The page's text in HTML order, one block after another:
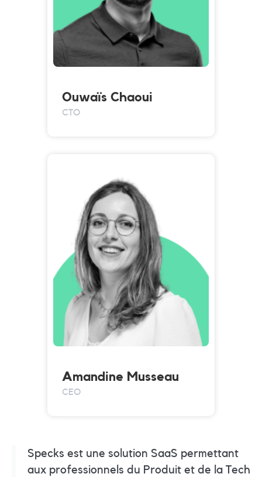
Ouwaïs Chaoui
CTO
Amandine Musseau
CEO
Specks est une solution SaaS permettant
aux professionnels du Produit et de la Tech